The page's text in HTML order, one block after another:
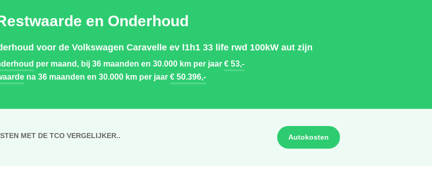
en Onderhoud
voor de Volkswagen Caravelle ev l1h1 33 life rwd 100kW aut zijn
per maand, bij 36 maanden en 30.000 km per jaar€ 53,-
na 36 maanden en 30.000 km per jaar€ 50.396,-
MET DE TCO VERGELIJKER.. Autokosten